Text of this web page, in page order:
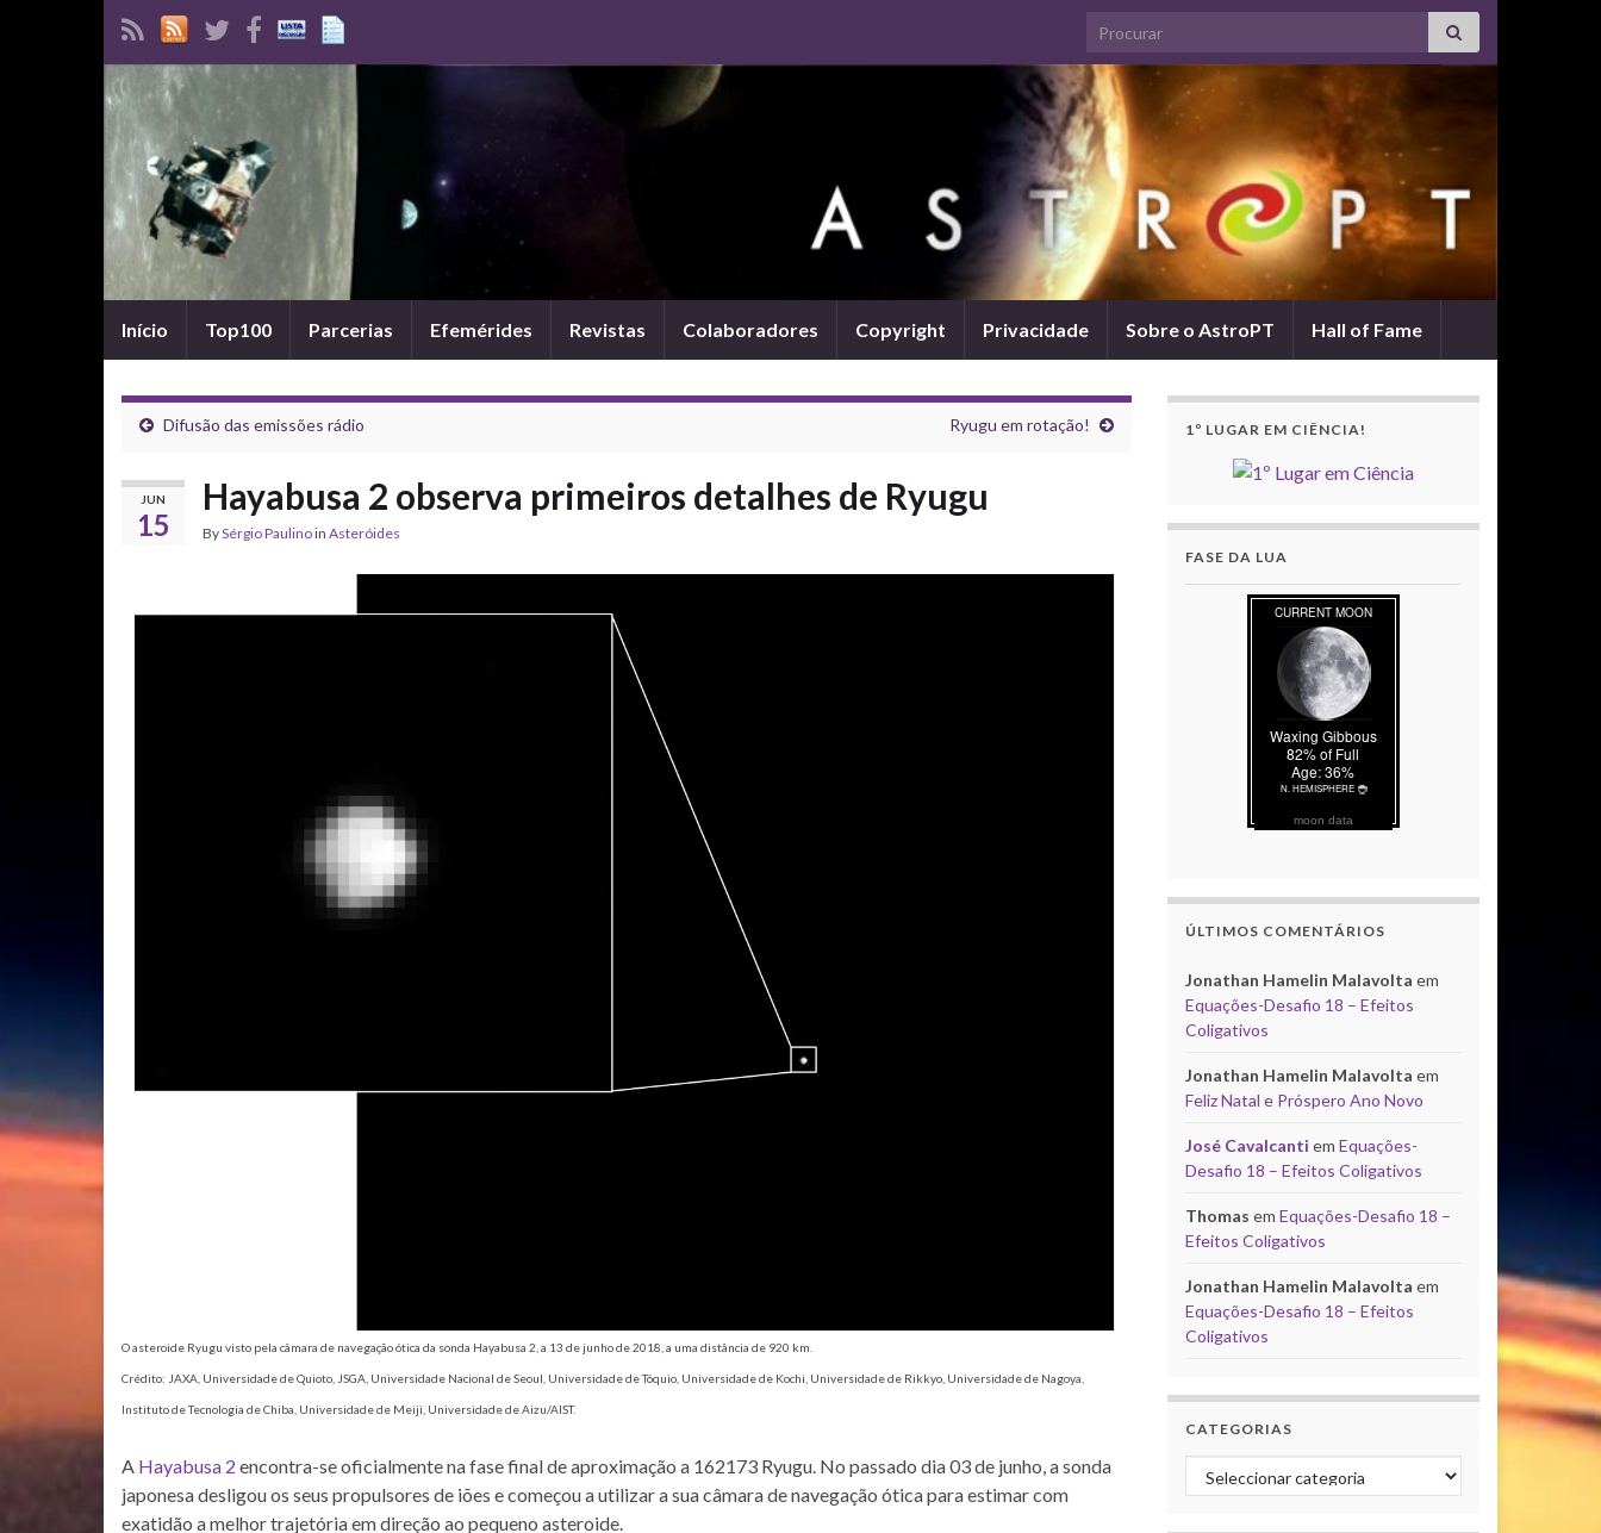
Search for:
Início Top100 Parcerias Efemérides Revistas Colaboradores Copyright Privacidade Sobre o AstroPT Hall of Fame
Difusão das emissões rádio Ryugu em rotação!
JUN
15
Hayabusa 2 observa primeiros detalhes de Ryugu
BySérgio Paulinoin Asteróides
O asteroide Ryugu visto pela câmara de navegação ótica da sonda Hayabusa 2, a 13 de junho de 2018, a uma distância de 920 km.
Crédito: JAXA, Universidade de Quioto, JSGA, Universidade Nacional de Seoul, Universidade de Tóquio, Universidade de Kochi, Universidade de Rikkyo, Universidade de Nagoya,
Instituto de Tecnologia de Chiba, Universidade de Meiji, Universidade de Aizu/AIST.
A Hayabusa 2 encontra-se oficialmente na fase final de aproximação a 162173 Ryugu. No passado dia 03 de junho, a sonda
japonesa desligou os seus propulsores de iões e começou a utilizar a sua câmara de navegação ótica para estimar com
exatidão a melhor trajetória em direção ao pequeno asteroide.
1º LUGAR EM CIÊNCIA!
FASE DA LUA
moon data
ÚLTIMOS COMENTÁRIOS
Jonathan Hamelin Malavolta em
Equações-Desafio 18 – Efeitos
Coligativos
Jonathan Hamelin Malavolta em
Feliz Natal e Próspero Ano Novo
José Cavalcanti em Equações-
Desafio 18 – Efeitos Coligativos
Thomas em Equações-Desafio 18 –
Efeitos Coligativos
Jonathan Hamelin Malavolta em
Equações-Desafio 18 – Efeitos
Coligativos
CATEGORIAS
Categorias